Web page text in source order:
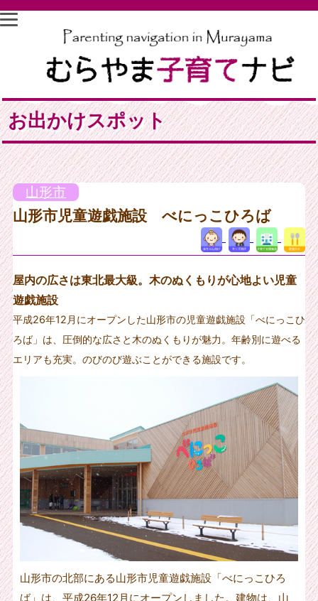
お出かけスポット
山形市
山形市児童遊戯施設 べにっこひろば
屋内の広さは東北最大級。木のぬくもりが心地よい児童
遊戯施設
平成26年12月にオープンした山形市の児童遊戯施設「べにっこひ
ろば」は、圧倒的な広さと木のぬくもりが魅力。年齢別に遊べる
エリアも充実。のびのび遊ぶことができる施設です。
山形市の北部にある山形市児童遊戯施設「べにっこひろ
ば」は、平成26年12月にオープンしました。建物は、山